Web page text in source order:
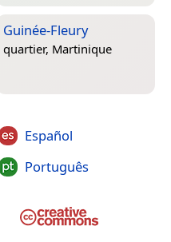
Guinée-Fleury
quartier, Martinique
Español
Português